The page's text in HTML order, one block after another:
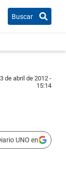
Buscar
de abril de 2012 -
15:14
UNO en